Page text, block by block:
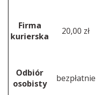
Firma
kurierska
20,00 zł
Odbiór
osobisty
bezpłatnie